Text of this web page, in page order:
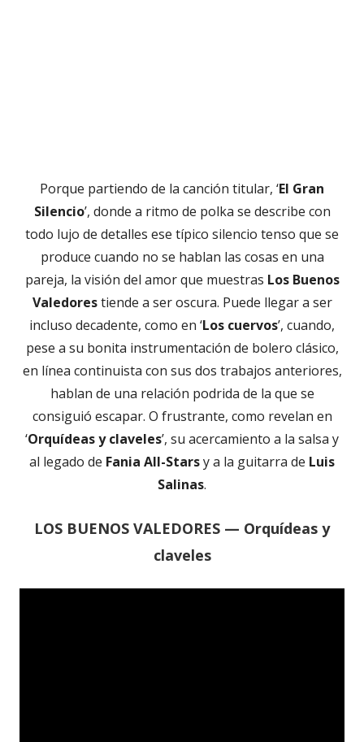
Porque partiendo de la canción titular, ‘El Gran
Silencio’, donde a ritmo de polka se describe con
todo lujo de detalles ese típico silencio tenso que se
produce cuando no se hablan las cosas en una
pareja, la visión del amor que muestras Los Buenos
Valedorestiende a ser oscura. Puede llegar a ser
incluso decadente, como en ‘Los cuervos’, cuando,
pese a su bonita instrumentación de bolero clásico,
en línea continuista con sus dos trabajos anteriores,
hablan de una relación podrida de la que se
consiguió escapar. O frustrante, como revelan en
‘Orquídeas y claveles’, su acercamiento a la salsa y
al legado de Fania All-Starsy a la guitarra de Luis
Salinas.
LOS BUENOS VALEDORES — Orquídeas y
claveles